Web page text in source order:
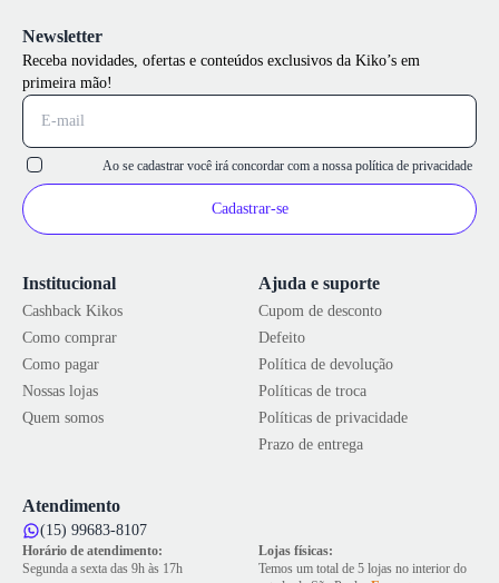
Institucional
Cashback Kikos
Como comprar
Como pagar
Nossas lojas
Quem somos
Ajuda e suporte
Cupom de desconto
Defeito
Política de devolução
Políticas de troca
Políticas de privacidade
Prazo de entrega
Atendimento
(15) 99683-8107
Horário de atendimento:
Segunda a sexta das 9h às 17h
Lojas físicas:
Temos um total de 5 lojas no interior do
Newsletter
Receba novidades, ofertas e conteúdos exclusivos da Kiko’s em
primeira mão!
Ao se cadastrar você irá concordar com a nossa política de privacidade
Cadastrar-se